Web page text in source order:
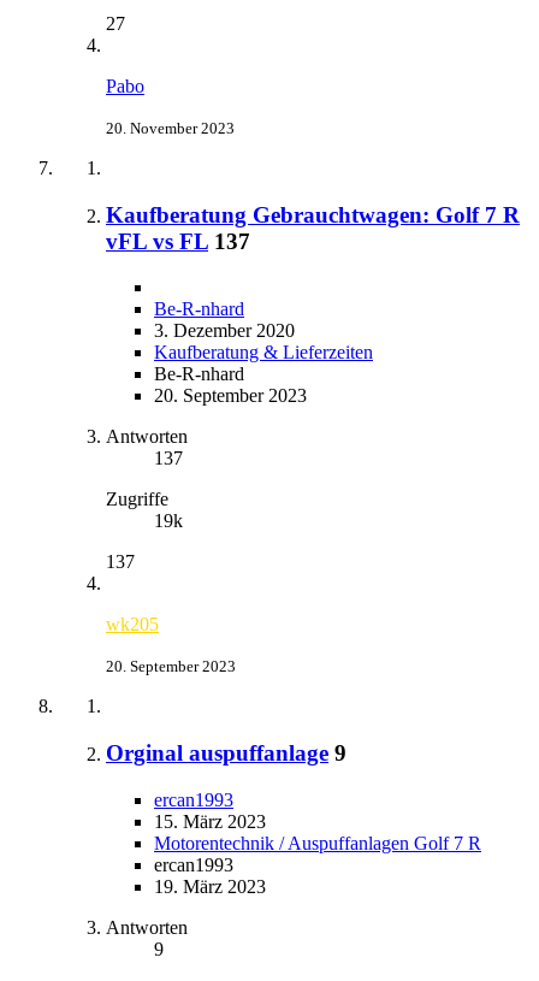
27
Pabo
20. November 2023
Kaufberatung Gebrauchtwagen: Golf 7 R
vFL vs FL 137
Be-R-nhard
3. Dezember 2020
Kaufberatung & Lieferzeiten
Be-R-nhard
20. September 2023
Antworten
137
Zugriffe
19k
137
wk205
20. September 2023
Orginal auspuffanlage 9
ercan1993
15. März 2023
Motorentechnik / Auspuffanlagen Golf 7 R
ercan1993
19. März 2023
Antworten
9